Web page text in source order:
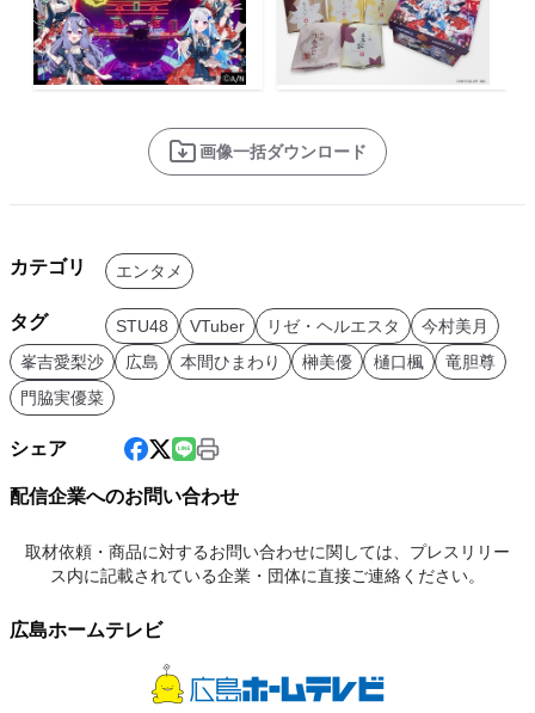
画像一括ダウンロード
カテゴリ エンタメ
タグ STU48 VTuber リゼ・ヘルエスタ
今村美月
峯吉愛梨沙
広島 本間ひまわり 榊美優 樋口楓
竜胆尊
門脇実優菜
シェア
配信企業へのお問い合わせ
取材依頼・商品に対するお問い合わせに関しては、プレスリリー
ス内に記載されている企業・団体に直接ご連絡ください。
広島ホームテレビ